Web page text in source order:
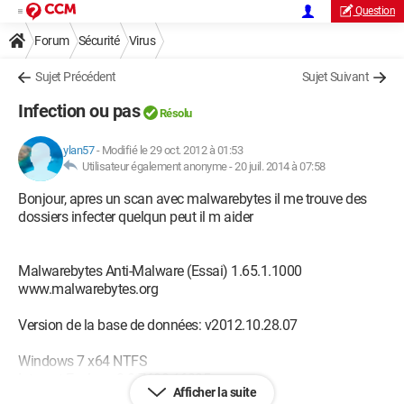
Question
Forum Sécurité Virus
Sujet Précédent Sujet Suivant
Infection ou pas Résolu
ylan57- Modifié le 29 oct. 2012 à 01:53
Utilisateur également anonyme -20 juil. 2014 à 07:58
Bonjour, apres un scan avec malwarebytes il me trouve des
dossiers infecter quelqun peut il m aider
Malwarebytes Anti-Malware (Essai) 1.65.1.1000
www.malwarebytes.org
Version de la base de données: v2012.10.28.07
Windows 7 x64 NTFS
Internet Explorer 8.0.7600.16385
maicy :: MAICY-PC [administrateur]
Afficher la suite